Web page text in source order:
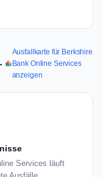
Ausfallkarte für Berkshire
Bank Online Services
anzeigen
Services läuft